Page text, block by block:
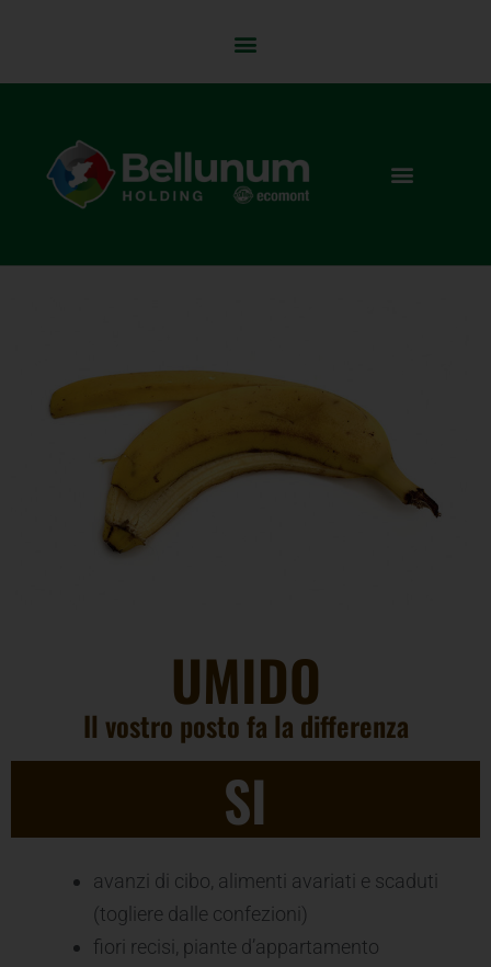
UMIDO
Il vostro posto fa la differenza
SI
avanzi di cibo, alimenti avariati e scaduti
(togliere dalle confezioni)
fiori recisi, piante d’appartamento